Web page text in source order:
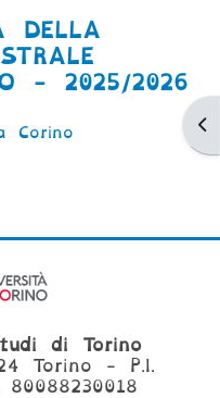
DELLA
- 2025/2026
Corino
di Torino
Torino - P.I.
80088230018